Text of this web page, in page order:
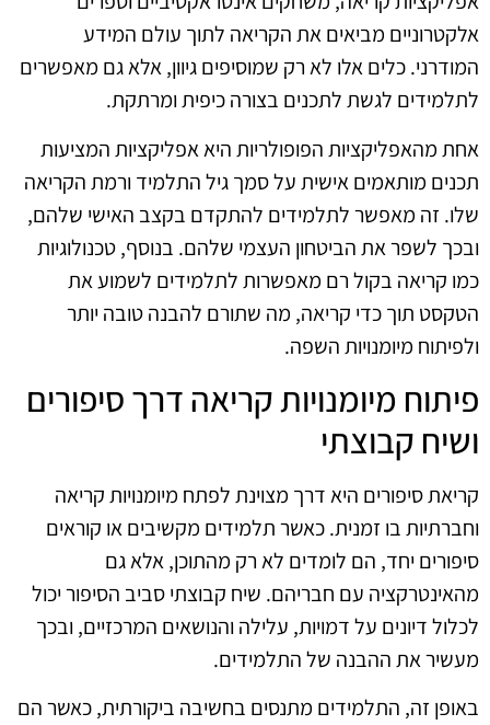
אלקטרוניים מביאים את הקריאה לתוך עולם המידע
המודרני. כלים אלו לא רק שמוסיפים גיוון, אלא גם מאפשרים
לתלמידים לגשת לתכנים בצורה כיפית ומרתקת.
אחת מהאפליקציות הפופולריות היא אפליקציות המציעות
תכנים מותאמים אישית על סמך גיל התלמיד ורמת הקריאה
שלו. זה מאפשר לתלמידים להתקדם בקצב האישי שלהם,
ובכך לשפר את הביטחון העצמי שלהם. בנוסף, טכנולוגיות
כמו קריאה בקול רם מאפשרות לתלמידים לשמוע את
הטקסט תוך כדי קריאה, מה שתורם להבנה טובה יותר
ולפיתוח מיומנויות השפה.
פיתוח מיומנויות קריאה דרך סיפורים
ושיח קבוצתי
קריאת סיפורים היא דרך מצוינת לפתח מיומנויות קריאה
וחברתיות בו זמנית. כאשר תלמידים מקשיבים או קוראים
סיפורים יחד, הם לומדים לא רק מהתוכן, אלא גם
מהאינטרקציה עם חבריהם. שיח קבוצתי סביב הסיפור יכול
לכלול דיונים על דמויות, עלילה והנושאים המרכזיים, ובכך
מעשיר את ההבנה של התלמידים.
באופן זה, התלמידים מתנסים בחשיבה ביקורתית, כאשר הם